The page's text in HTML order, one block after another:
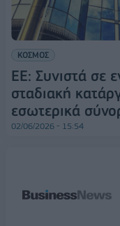
ΚΟΣΜΟΣ
ΕΕ: Συνιστά σε
σταδιακή
εσωτερικά
02/06/2026 - 15:54